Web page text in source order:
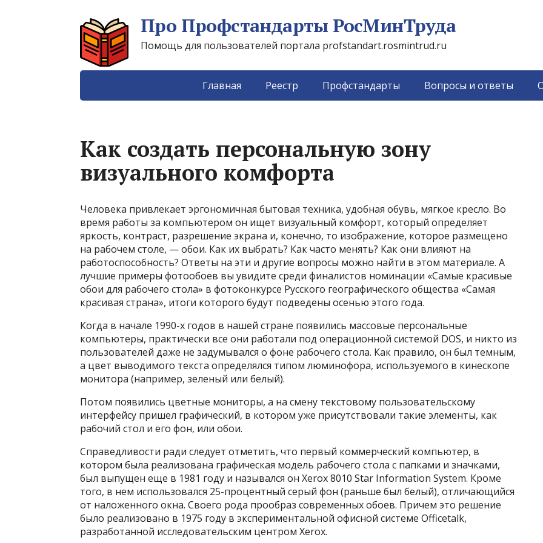
Про Профстандарты РосМинТруда
Помощь для пользователей портала profstandart.rosmintrud.ru
Главная Реестр Профстандарты Вопросы и ответы
Как создать персональную зону
визуального комфорта
Человека привлекает эргономичная бытовая техника, удобная обувь, мягкое кресло. Во
время работы за компьютером он ищет визуальный комфорт, который определяет
яркость, контраст, разрешение экрана и, конечно, то изображение, которое размещено
на рабочем столе, — обои. Как их выбрать? Как часто менять? Как они влияют на
работоспособность? Ответы на эти и другие вопросы можно найти в этом материале. А
лучшие примеры фотообоев вы увидите среди финалистов номинации «Самые красивые
обои для рабочего стола» в фотоконкурсе Русского географического общества «Самая
красивая страна», итоги которого будут подведены осенью этого года.
Когда в начале 1990-х годов в нашей стране появились массовые персональные
компьютеры, практически все они работали под операционной системой DOS, и никто из
пользователей даже не задумывался о фоне рабочего стола. Как правило, он был темным,
а цвет выводимого текста определялся типом люминофора, используемого в кинескопе
монитора (например, зеленый или белый).
Потом появились цветные мониторы, а на смену текстовому пользовательскому
интерфейсу пришел графический, в котором уже присутствовали такие элементы, как
рабочий стол и его фон, или обои.
Справедливости ради следует отметить, что первый коммерческий компьютер, в
котором была реализована графическая модель рабочего стола с папками и значками,
был выпущен еще в 1981 году и назывался он Xerox 8010 Star Information System. Кроме
того, в нем использовался 25-процентный серый фон (раньше был белый), отличающийся
от наложенного окна. Своего рода прообраз современных обоев. Причем это решение
было реализовано в 1975 году в экспериментальной офисной системе Officetalk,
разработанной исследовательским центром Xerox.